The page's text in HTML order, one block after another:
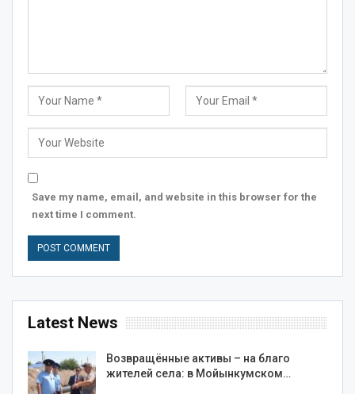
Save my name, email, and website in this browser for the
next time I comment.
Latest News
Возвращённые активы – на благо
жителей села: в Мойынкумском…